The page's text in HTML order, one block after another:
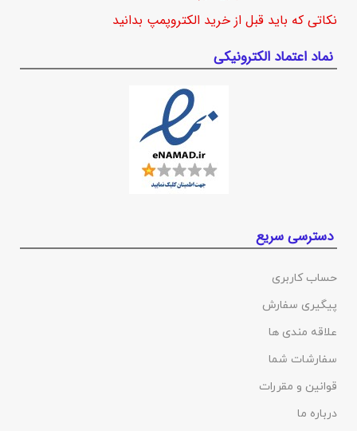
نکاتی که باید قبل از خرید الکتروپمپ بدانید
نماد اعتماد الکترونیکی
دسترسی سریع
حساب کاربری
پیگیری سفارش
علاقه مندی ها
سفارشات شما
قوانین و مقررات
درباره ما